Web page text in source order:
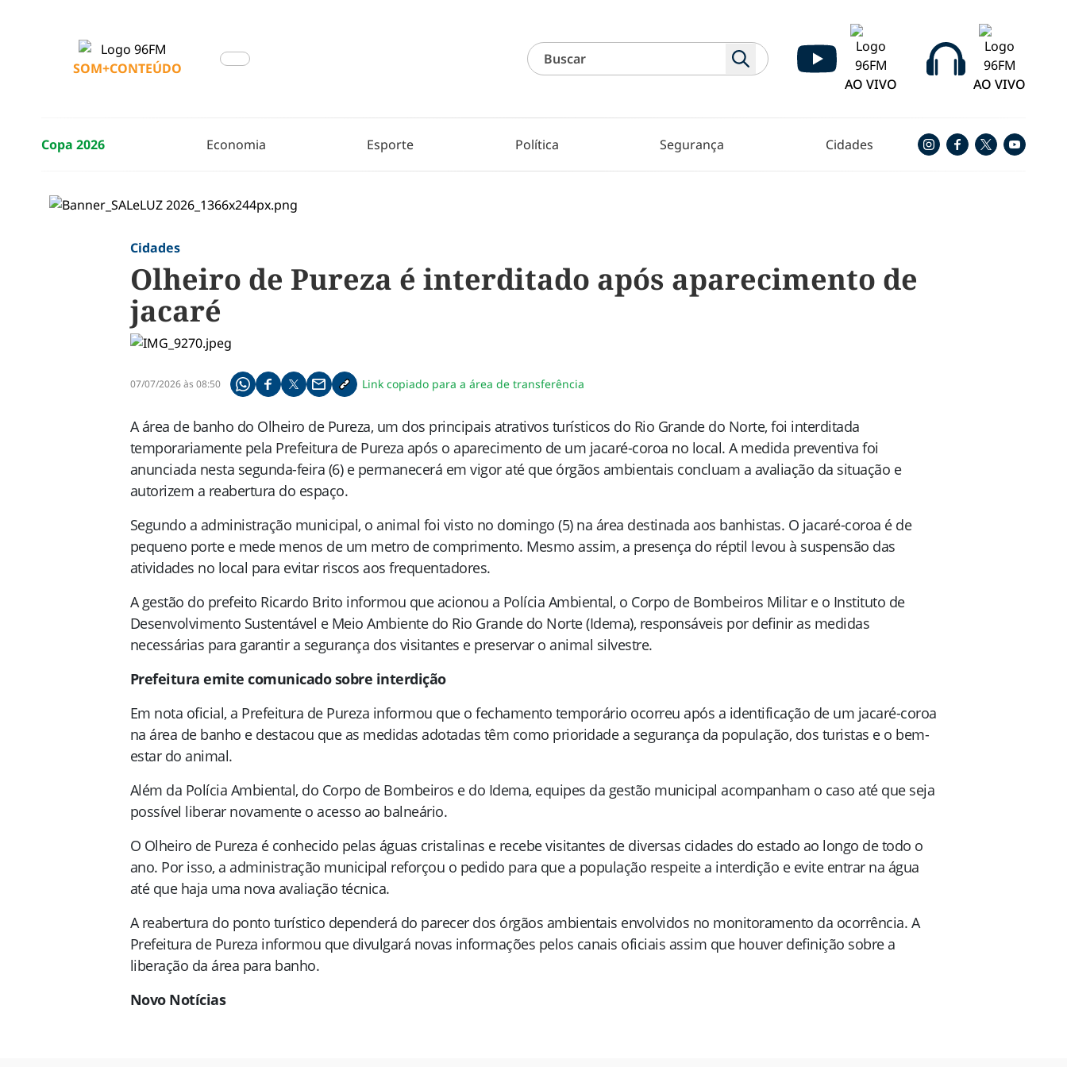
SOM+CONTEÚDO
AO VIVO
AO VIVO
Copa 2026 Economia Esporte Política Segurança Cidades
Cidades
Olheiro de Pureza é interditado após aparecimento de
jacaré
07/07/2026 às 08:50 Compartilhe pelo whatsapp
Compartilhar no facebook
Compartilhar no twitter
Compartilhe pelo email
Copiar link da notícia
Link copiado para a área de transferência
A área de banho do Olheiro de Pureza, um dos principais atrativos turísticos do Rio Grande do Norte, foi interditada
temporariamente pela Prefeitura de Pureza após o aparecimento de um jacaré-coroa no local. A medida preventiva foi
anunciada nesta segunda-feira (6) e permanecerá em vigor até que órgãos ambientais concluam a avaliação da situação e
autorizem a reabertura do espaço.
Segundo a administração municipal, o animal foi visto no domingo (5) na área destinada aos banhistas. O jacaré-coroa é de
pequeno porte e mede menos de um metro de comprimento. Mesmo assim, a presença do réptil levou à suspensão das
atividades no local para evitar riscos aos frequentadores.
A gestão do prefeito Ricardo Brito informou que acionou a Polícia Ambiental, o Corpo de Bombeiros Militar e o Instituto de
Desenvolvimento Sustentável e Meio Ambiente do Rio Grande do Norte (Idema), responsáveis por definir as medidas
necessárias para garantir a segurança dos visitantes e preservar o animal silvestre.
Prefeitura emite comunicado sobre interdição
Em nota oficial, a Prefeitura de Pureza informou que o fechamento temporário ocorreu após a identificação de um jacaré-coroa
na área de banho e destacou que as medidas adotadas têm como prioridade a segurança da população, dos turistas e o bem-
estar do animal.
Além da Polícia Ambiental, do Corpo de Bombeiros e do Idema, equipes da gestão municipal acompanham o caso até que seja
possível liberar novamente o acesso ao balneário.
O Olheiro de Pureza é conhecido pelas águas cristalinas e recebe visitantes de diversas cidades do estado ao longo de todo o
ano. Por isso, a administração municipal reforçou o pedido para que a população respeite a interdição e evite entrar na água
até que haja uma nova avaliação técnica.
A reabertura do ponto turístico dependerá do parecer dos órgãos ambientais envolvidos no monitoramento da ocorrência. A
Prefeitura de Pureza informou que divulgará novas informações pelos canais oficiais assim que houver definição sobre a
liberação da área para banho.
Novo Notícias